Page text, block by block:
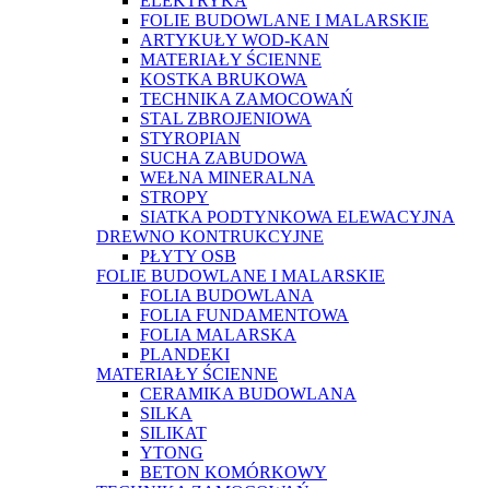
FOLIE BUDOWLANE I MALARSKIE
ARTYKUŁY WOD-KAN
MATERIAŁY ŚCIENNE
KOSTKA BRUKOWA
TECHNIKA ZAMOCOWAŃ
STAL ZBROJENIOWA
STYROPIAN
SUCHA ZABUDOWA
WEŁNA MINERALNA
STROPY
SIATKA PODTYNKOWA ELEWACYJNA
DREWNO KONTRUKCYJNE
PŁYTY OSB
FOLIE BUDOWLANE I MALARSKIE
FOLIA BUDOWLANA
FOLIA FUNDAMENTOWA
FOLIA MALARSKA
PLANDEKI
MATERIAŁY ŚCIENNE
CERAMIKA BUDOWLANA
SILKA
SILIKAT
YTONG
BETON KOMÓRKOWY